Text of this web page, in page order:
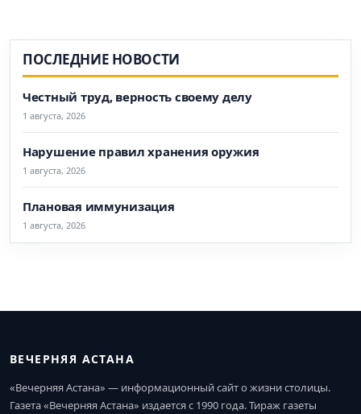
ПОСЛЕДНИЕ НОВОСТИ
Честный труд, верность своему делу
1 августа, 2026
Нарушение правил хранения оружия
1 августа, 2026
Плановая иммунизация
1 августа, 2026
ВЕЧЕРНЯЯ АСТАНА
«Вечерняя Астана» — информационный сайт о жизни столицы.
Газета «Вечерняя Астана» издается с 1990 года. Тираж газеты